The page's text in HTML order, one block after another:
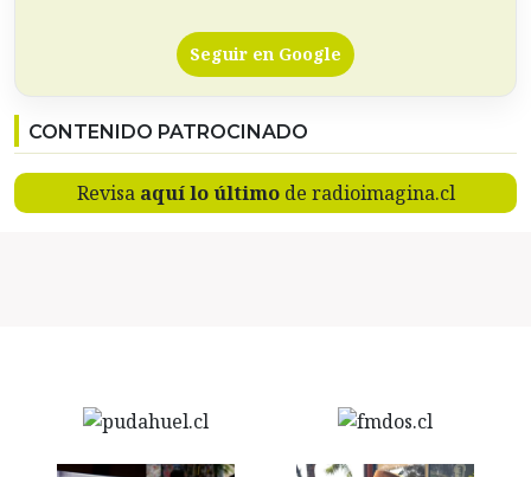
Seguir en Google
CONTENIDO PATROCINADO
Revisa aquí lo últimode radioimagina.cl